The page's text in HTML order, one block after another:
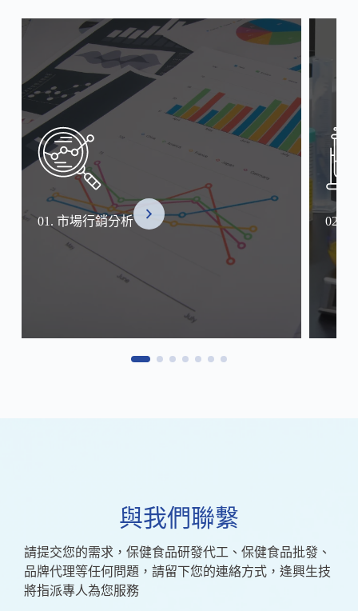
題！
01. 市場行銷分析 02.
與我們聯繫
請提交您的需求，保健食品研發代工、保健食品批發、
品牌代理等任何問題，請留下您的連絡方式，逢興生技
將指派專人為您服務